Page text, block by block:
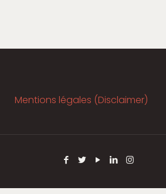
Mentions légales (Disclaimer)